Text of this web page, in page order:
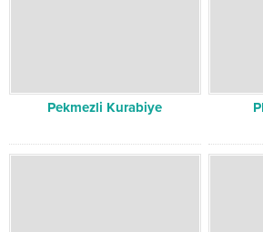
Pekmezli Kurabiye